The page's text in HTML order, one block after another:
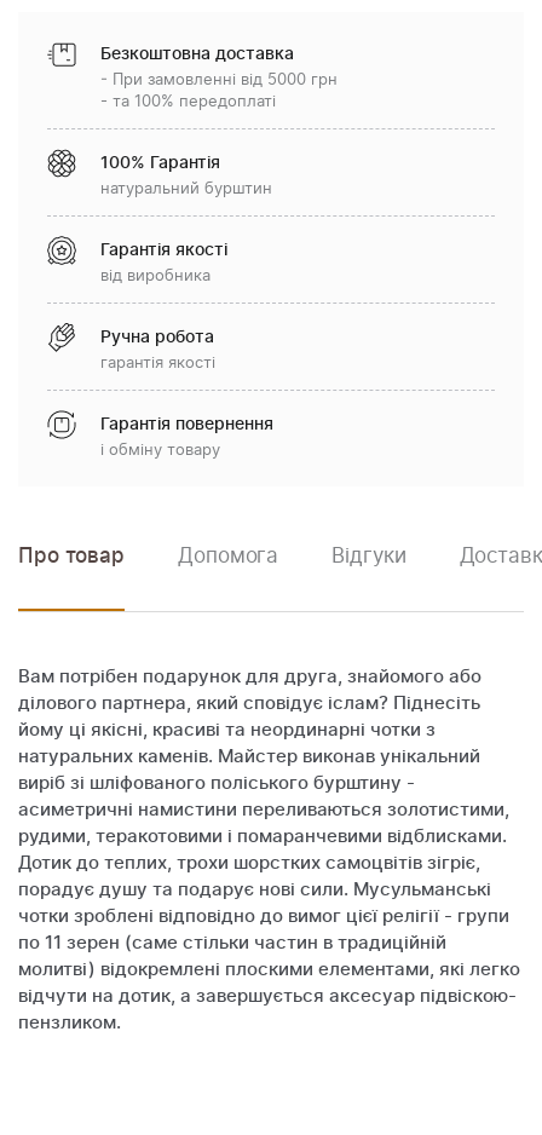
Безкоштовна доставка
- При замовленні від 5000 грн
- та 100% передоплаті
100% Гарантія
натуральний бурштин
Гарантія якості
від виробника
Ручна робота
гарантія якості
Гарантія повернення
і обміну товару
Про товар Допомога Відгуки
Вам потрібен подарунок для друга, знайомого або
ділового партнера, який сповідує іслам? Піднесіть
йому ці якісні, красиві та неординарні чотки з
натуральних каменів. Майстер виконав унікальний
виріб зі шліфованого поліського бурштину -
асиметричні намистини переливаються золотистими,
рудими, теракотовими і помаранчевими відблисками.
Дотик до теплих, трохи шорстких самоцвітів зігріє,
порадує душу та подарує нові сили. Мусульманські
чотки зроблені відповідно до вимог цієї релігії - групи
по 11 зерен (саме стільки частин в традиційній
молитві) відокремлені плоскими елементами, які легко
відчути на дотик, а завершується аксесуар підвіскою-
пензликом.